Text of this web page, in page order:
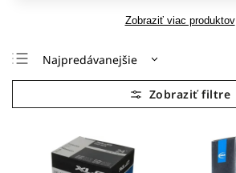
Zobraziť viac produktov
Najpredávanejšie
Najlacnejšie
Najdrahšie
Abecedne